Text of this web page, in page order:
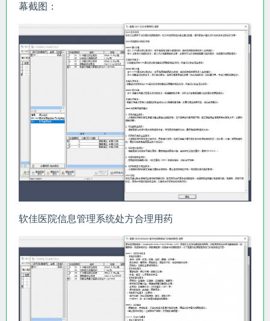
幕截图：
软佳医院信息管理系统处方合理用药